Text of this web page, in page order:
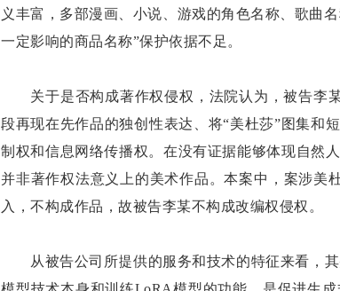
义丰富，多部漫画、小说、游戏的角色名称、歌曲
一定影响的商品名称”保护依据不足。
关于是否构成著作权侵权，法院认为，被告李
段再现在先作品的独创性表达、将“美杜莎”图集和
制权和信息网络传播权。在没有证据能够体现自然
并非著作权法意义上的美术作品。本案中，案涉美
入，不构成作品，故被告李某不构成改编权侵权。
从被告公司所提供的服务和技术的特征来看，